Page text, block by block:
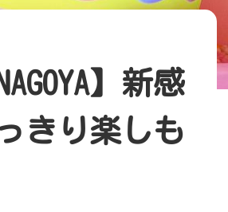
】新感
きり楽しも